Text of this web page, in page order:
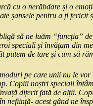
cu o nerăbdare și o
șansele pentru a fi fericit
să ne luăm “funcția”
speciali și învățam din
putem de tare și cum să
pe care unii nu le
Copiii noștri speciali
diferit fată de alții.
neființă- acest gând ne